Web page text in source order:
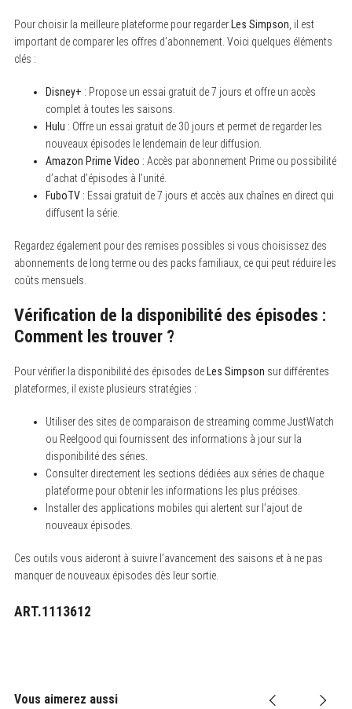
Pour choisir la meilleure plateforme pour regarder Les Simpson , il est
important de comparer les offres d’abonnement. Voici quelques éléments
clés :
Disney+ : Propose un essai gratuit de 7 jours et offre un accès
complet à toutes les saisons.
Hulu : Offre un essai gratuit de 30 jours et permet de regarder les
nouveaux épisodes le lendemain de leur diffusion.
Amazon Prime Video : Accès par abonnement Prime ou possibilité
d’achat d’épisodes à l’unité.
FuboTV: Essai gratuit de 7 jours et accès aux chaînes en direct qui
diffusent la série.
Regardez également pour des remises possibles si vous choisissez des
abonnements de long terme ou des packs familiaux, ce qui peut réduire les
coûts mensuels.
Vérification de la disponibilité des épisodes :
Comment les trouver ?
Pour vérifier la disponibilité des épisodes de Les Simpson sur différentes
plateformes, il existe plusieurs stratégies :
Utiliser des sites de comparaison de streaming comme JustWatch
ou Reelgood qui fournissent des informations à jour sur la
disponibilité des séries.
Consulter directement les sections dédiées aux séries de chaque
plateforme pour obtenir les informations les plus précises.
Installer des applications mobiles qui alertent sur l’ajout de
nouveaux épisodes.
Ces outils vous aideront à suivre l’avancement des saisons et à ne pas
manquer de nouveaux épisodes dès leur sortie.
ART.1113612
Vous aimerez aussi
S
r
c
f
r
: